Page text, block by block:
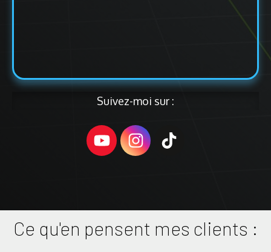
Suivez-moi sur :
Ce qu'en pensent mes clients :